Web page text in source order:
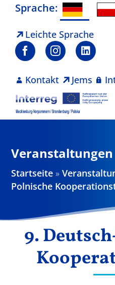
Zum
springen
Sprache:
Leichte Sprache
Kontakt Jems
Projekte
Ergebnisse
Veranstaltungen
Startseite »
Polnische
9.